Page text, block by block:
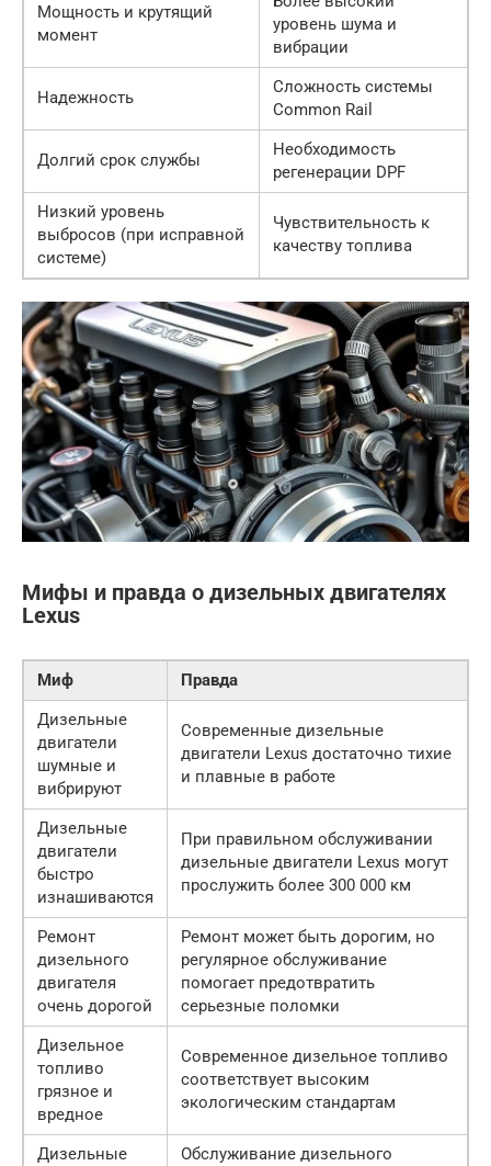
Мощность и крутящий
момент
уровень шума и
вибрации
Надежность
Сложность системы
Common Rail
Долгий срок службы
Необходимость
регенерации DPF
Низкий уровень
выбросов (при исправной
системе)
Чувствительность к
качеству топлива
Мифы и правда о дизельных двигателях
Lexus
Миф
Правда
Дизельные
двигатели
шумные и
вибрируют
Современные дизельные
двигатели Lexus достаточно тихие
и плавные в работе
Дизельные
двигатели
быстро
изнашиваются
При правильном обслуживании
дизельные двигатели Lexus могут
прослужить более 300 000 км
Ремонт
дизельного
двигателя
очень дорогой
Ремонт может быть дорогим, но
регулярное обслуживание
помогает предотвратить
серьезные поломки
Дизельное
топливо
грязное и
вредное
Современное дизельное топливо
соответствует высоким
экологическим стандартам
Дизельные
Обслуживание дизельного